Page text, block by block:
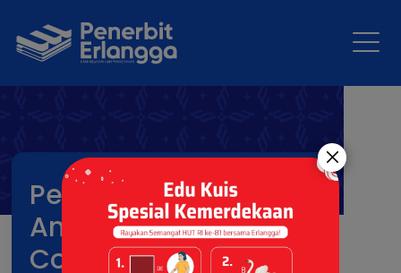
Pelatihan Coding:
Anak Hebat Melek
Coding